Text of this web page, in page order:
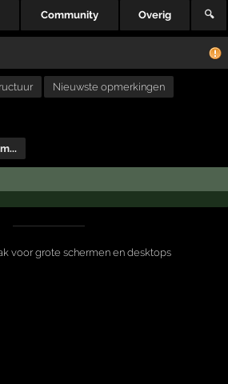
Community Overig 🔍
Nieuwste opmerkingen
voor grote schermen en desktops